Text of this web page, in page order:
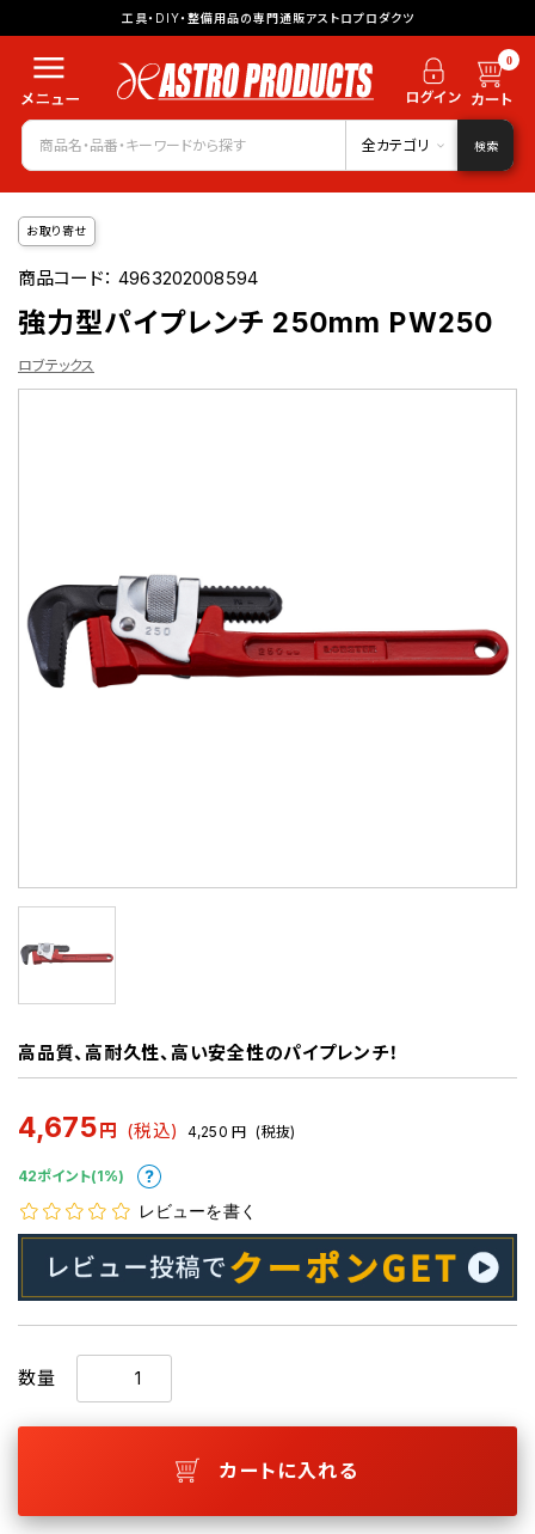
工具・DIY・整備用品の専門通販アストロプロダクツ
0
全カテゴリ 検索
お取り寄せ
商品コード：4963202008594
強力型パイプレンチ 250mm PW250
ロブテックス
高品質、高耐久性、高い安全性のパイプレンチ！
4,675 円 (税込) 4,250 円 (税抜)
42ポイント(1%)
レビューを書く
数量
カートに入れる